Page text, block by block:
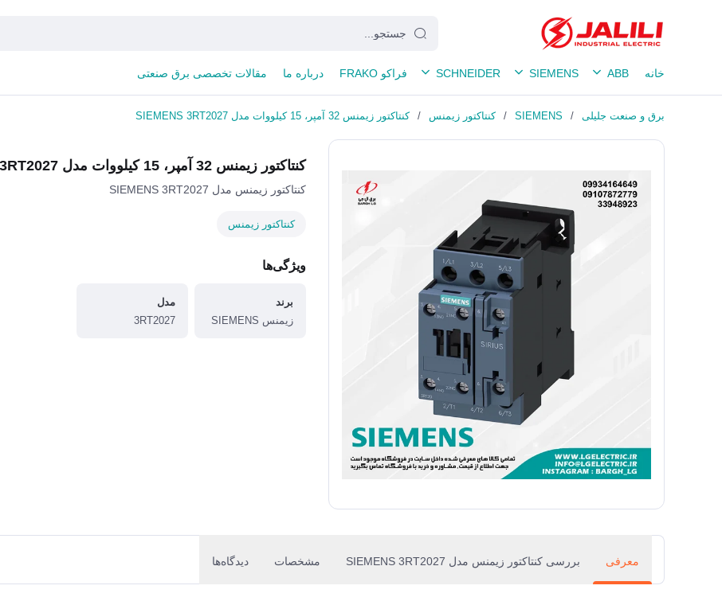
خانه ABB
SIEMENS
SCHNEIDER فراکو FRAKO درباره ما مقالات تخصصی برق صنعتی
برق و صنعت جلیلی /
SIEMENS
/ کنتاکتور زیمنس / کنتاکتور زیمنس 32 آمپر، 15 کیلووات مدل SIEMENS 3RT2027
کنتاکتور زیمنس 32 آمپر، 15 کیلووات مدل SIEMENS 3RT2027
کنتاکتور زیمنس مدل SIEMENS 3RT2027
کنتاکتور زیمنس
ویژگی‌ها
برند
زیمنس SIEMENS
مدل
3RT2027
معرفی بررسی کنتاکتور زیمنس مدل SIEMENS 3RT2027 مشخصات دیدگاه‌ها